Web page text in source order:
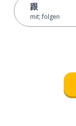
跟
mit; folgen